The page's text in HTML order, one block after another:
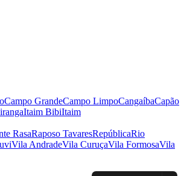
Campo GrandeCampo LimpoCangaíbaCapão
Itaim BibiItaim
RasaRaposo TavaresRepúblicaRio
Vila AndradeVila CuruçaVila FormosaVila